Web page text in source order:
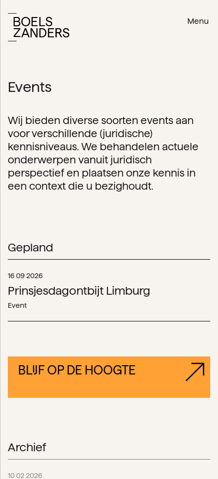
Menu
Events
Wij bieden diverse soorten events aan
voor verschillende (juridische)
kennisniveaus. We behandelen actuele
onderwerpen vanuit juridisch
perspectief en plaatsen onze kennis in
een context die u bezighoudt.
Gepland
16 09 2026
Prinsjesdagontbijt Limburg
Event
BLIJF OP DE HOOGTE
Archief
10 02 2026